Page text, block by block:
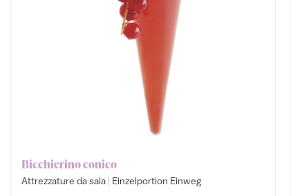
Bicchierino conico
Attrezzature da sala | Einzelportion Einweg